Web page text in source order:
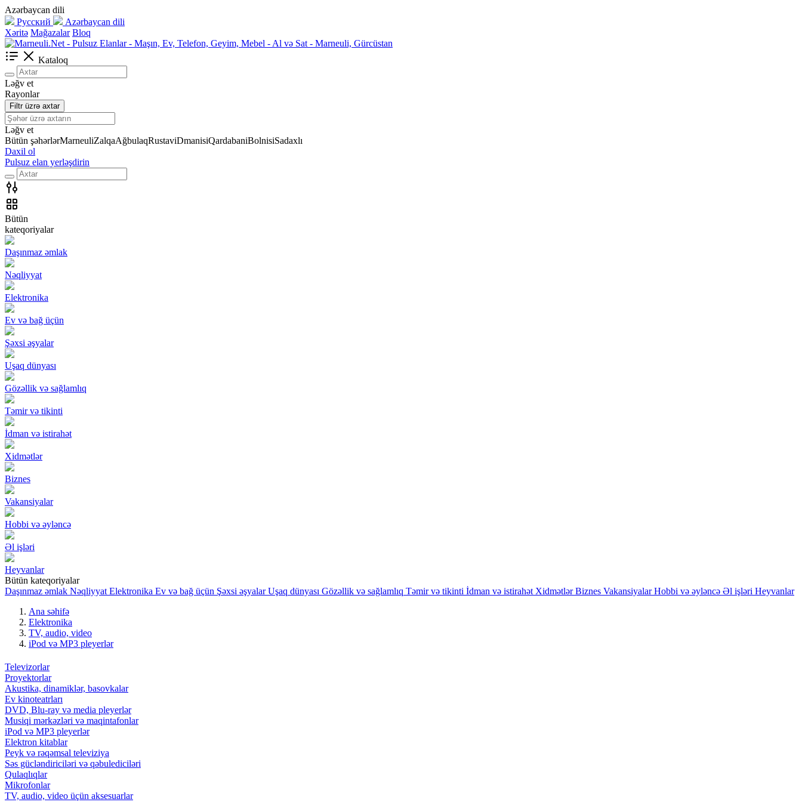
Azərbaycan dili
Русский
Azərbaycan dili
Xəritə Mağazalar Bloq
Kataloq
Ləğv et
Rayonlar
Filtr üzrə axtar
Ləğv et
Bütün şəhərlərMarneuliZalqaAğbulaqRustaviDmanisiQardabaniBolnisiSadaxlı
Daxil ol
Pulsuz elan yerləşdirin
Bütün
kateqoriyalar
Daşınmaz əmlak
Nəqliyyat
Elektronika
Ev və bağ üçün
Şəxsi əşyalar
Uşaq dünyası
Gözəllik və sağlamlıq
Təmir və tikinti
İdman və istirahət
Xidmətlər
Biznes
Vakansiyalar
Hobbi və əyləncə
Əl işləri
Heyvanlar
Bütün kateqoriyalar
Daşınmaz əmlak Nəqliyyat Elektronika Ev və bağ üçün Şəxsi əşyalar Uşaq dünyası Gözəllik və sağlamlıq Təmir və tikinti İdman və istirahət Xidmətlər Biznes Vakansiyalar Hobbi və əyləncə Əl işləri Heyvanlar
Ana səhifə
Elektronika
TV, audio, video
iPod və MP3 pleyerlər
Televizorlar
Proyektorlar
Akustika, dinamiklər, basovkalar
Ev kinoteatrları
DVD, Blu-ray və media pleyerlər
Musiqi mərkəzləri və maqintafonlar
iPod və MP3 pleyerlər
Elektron kitablar
Peyk və rəqəmsal televiziya
Səs gücləndiriciləri və qəbulediciləri
Qulaqlıqlar
Mikrofonlar
TV, audio, video üçün aksesuarlar